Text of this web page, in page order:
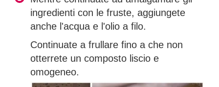
ingredienti con le fruste, aggiungete
anche l'acqua e l'olio a filo.
Continuate a frullare fino a che non
otterrete un composto liscio e
omogeneo.